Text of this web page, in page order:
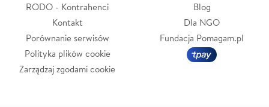
RODO - Kontrahenci
Kontakt
Porównanie serwisów
Polityka plików cookie
Zarządzaj zgodami cookie
Blog
Dla NGO
Fundacja Pomagam.pl